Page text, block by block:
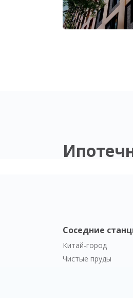
Соседние
Китай-город
Чистые пруды